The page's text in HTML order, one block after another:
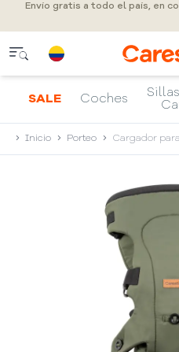
Envío gratis a todo el país, en
SALE Coches
Inicio Porteo Cargador